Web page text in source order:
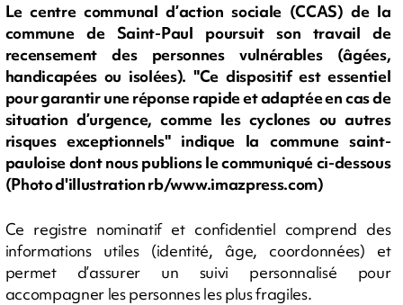
Le centre communal d’action sociale (CCAS) de la
commune de Saint-Paul poursuit son travail de
recensement des personnes vulnérables (âgées,
handicapées ou isolées). "Ce dispositif est essentiel
pour garantir une réponse rapide et adaptée en cas de
situation d’urgence, comme les cyclones ou autres
risques exceptionnels" indique la commune saint-
pauloise dont nous publions le communiqué ci-dessous
(Photo d'illustration rb/www.imazpress.com)
Ce registre nominatif et confidentiel comprend des
informations utiles (identité, âge, coordonnées) et
permet d’assurer un suivi personnalisé pour
accompagner les personnes les plus fragiles.